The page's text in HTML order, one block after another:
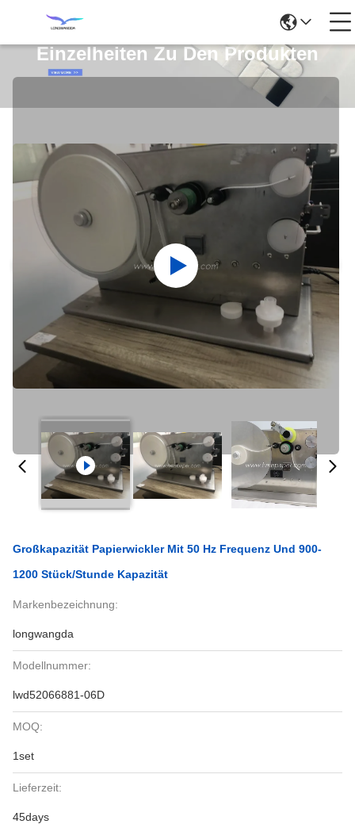
Einzelheiten Zu Den Produkten
Großkapazität Papierwickler Mit 50 Hz Frequenz Und 900-
1200 Stück/Stunde Kapazität
Markenbezeichnung:
longwangda
Modellnummer:
lwd52066881-06D
MOQ:
1set
Lieferzeit:
45days